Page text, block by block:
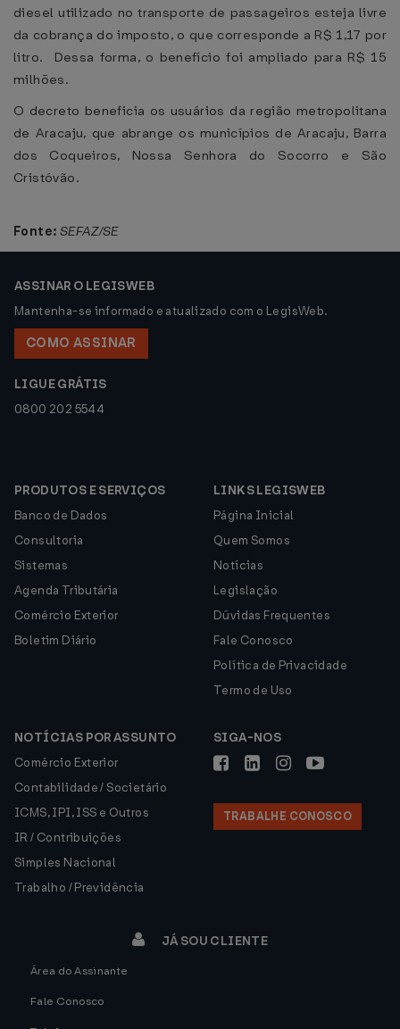
diesel utilizado no transporte de passageiros esteja livre
da cobrança do imposto, o que corresponde a R$ 1,17 por
litro. Dessa forma, o benefício foi ampliado para R$ 15
milhões.
O decreto beneficia os usuários da região metropolitana
de Aracaju, que abrange os municípios de Aracaju, Barra
dos Coqueiros, Nossa Senhora do Socorro e São
Cristóvão.
Fonte: SEFAZ/SE
ASSINAR O LEGISWEB
Mantenha-se informado e atualizado com o LegisWeb.
COMO ASSINAR
LIGUE GRÁTIS
0800 202 5544
PRODUTOS E SERVIÇOS
Banco de Dados
Consultoria
Sistemas
Agenda Tributária
Comércio Exterior
Boletim Diário
LINKS LEGISWEB
Página Inicial
Quem Somos
Notícias
Legislação
Dúvidas Frequentes
Fale Conosco
Política de Privacidade
Termo de Uso
NOTÍCIAS POR ASSUNTO
Comércio Exterior
Contabilidade / Societário
ICMS, IPI, ISS e Outros
IR / Contribuições
Simples Nacional
Trabalho / Previdência
SIGA-NOS
TRABALHE CONOSCO
JÁ SOU CLIENTE
Área do Assinante
Fale Conosco